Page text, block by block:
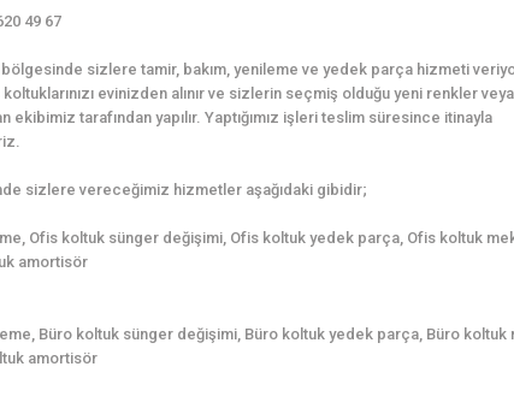
49 67
sizlere tamir, bakım, yenileme ve yedek parça hizmeti
evinizden alınır ve sizlerin seçmiş olduğu yeni renkler veya
ekibimiz tarafından yapılır. Yaptığımız işleri teslim süresince itinayla
sizlere vereceğimiz hizmetler aşağıdaki gibidir;
Ofis koltuk sünger değişimi, Ofis koltuk yedek parça, Ofis koltuk
amortisör
Büro koltuk sünger değişimi, Büro koltuk yedek parça, Büro koltuk
amortisör